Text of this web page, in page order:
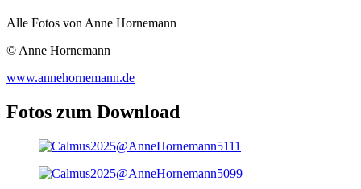
Alle Fotos von Anne Hornemann
© Anne Hornemann
www.annehornemann.de
Fotos zum Download